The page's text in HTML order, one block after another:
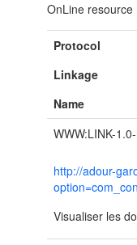
OnLine resource
Protocol
Linkage
Name
WWW:LINK-
http://adour-
Visualiser les